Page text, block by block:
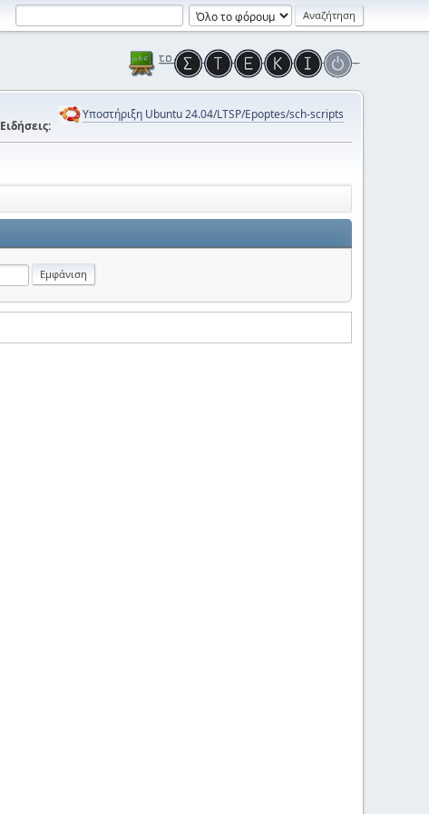
Ειδήσεις:
Υποστήριξη Ubuntu 24.04/LTSP/Epoptes/sch-scripts